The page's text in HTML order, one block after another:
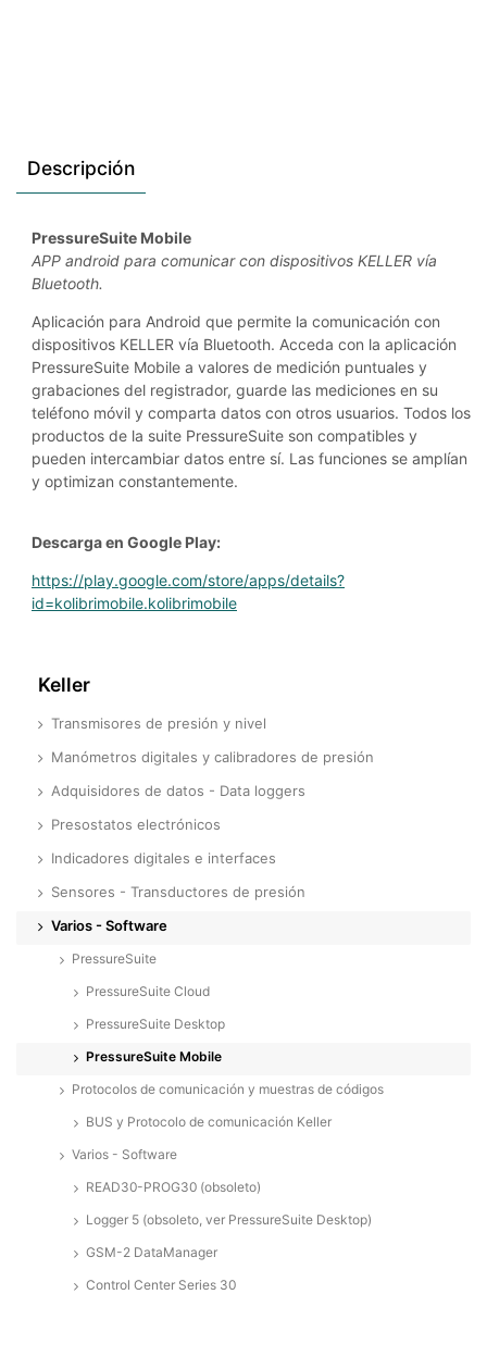
Keller
Transmisores de presión y nivel
Manómetros digitales y calibradores de presión
Adquisidores de datos - Data loggers
Presostatos electrónicos
Indicadores digitales e interfaces
Sensores - Transductores de presión
Varios - Software
PressureSuite
PressureSuite Cloud
PressureSuite Desktop
PressureSuite Mobile
Protocolos de comunicación y muestras de códigos
BUS y Protocolo de comunicación Keller
Varios - Software
READ30-PROG30 (obsoleto)
Logger 5 (obsoleto, ver PressureSuite Desktop)
GSM-2 DataManager
Control Center Series 30
Descripción
PressureSuite Mobile
APP android para comunicar con dispositivos KELLER vía
Bluetooth.
Aplicación para Android que permite la comunicación con
dispositivos KELLER vía Bluetooth. Acceda con la aplicación
PressureSuite Mobile a valores de medición puntuales y
grabaciones del registrador, guarde las mediciones en su
teléfono móvil y comparta datos con otros usuarios. Todos los
productos de la suite PressureSuite son compatibles y
pueden intercambiar datos entre sí. Las funciones se amplían
y optimizan constantemente.
Descarga en Google Play:
https://play.google.com/store/apps/details?
id=kolibrimobile.kolibrimobile